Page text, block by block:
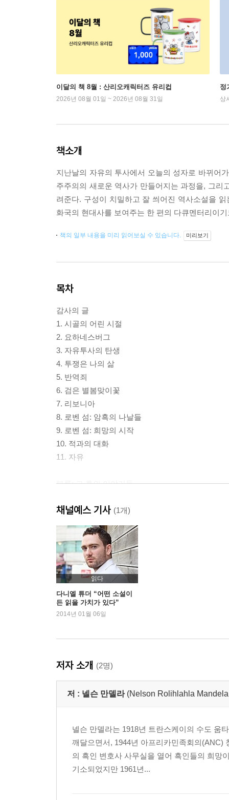
이달의 책 8월 : 산리오캐릭터즈 유리컵
2026년 08월 01일 ~ 2026년 08월 31일
정
상
책소개
지난날의 자유의 투사에서 오늘의 성자로 바뀌어
주주의의 새로운 역사가 만들어지는 과정을, 그
려준다. 구성이 치밀하고 잘 씌어진 역사소설을
화국의 현대사를 보여주는 한 편의 다큐멘터리이
책의 일부 내용을 미리 읽어보실 수 있습니다. 미리보기
목차
감사의 글
1. 시골의 어린 시절
2. 요하네스버그
3. 자유투사의 탄생
4. 투쟁은 나의 삶
5. 반역죄
6. 검은 별봄맞이꽃
7. 리보니아
8. 로벤 섬: 암흑의 나날들
9. 로벤 섬: 희망의 시작
10. 적과의 대화
11. 자유
부록: 그 후의 이야기들
채널예스 기사 (1개)
읽다
다니엘 튜더 “어떤 소설이
든 읽을 가치가 있다”
2014년 01월 06일
저자 소개 (2명)
저 : 넬슨 만델라 (Nelson Rolihlahla
넬슨 만델라는 1918년 트란스케이의 수도 움
깨달으면서, 1944년 아프리카민족회의(ANC)
의 흑인 변호사 사무실을 열어 흑인들의 희망
기소되었지만 1961년...